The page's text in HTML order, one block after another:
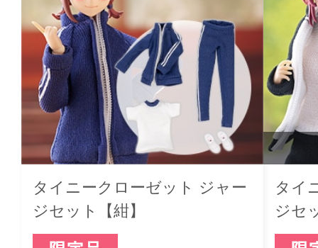
タイニークローゼット ジャー
ジセット【紺】
タイ
ジセ